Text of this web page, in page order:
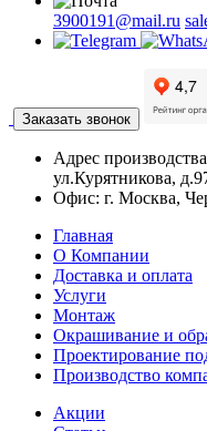
3900191@mail.ru
Заказать звонок
Адрес
ул.Курятникова,
Офис: г. Москва,
Главная
О Компании
Доставка и оплата
Услуги
Монтаж
Окрашивание и
Проектирование
Производство
Акции